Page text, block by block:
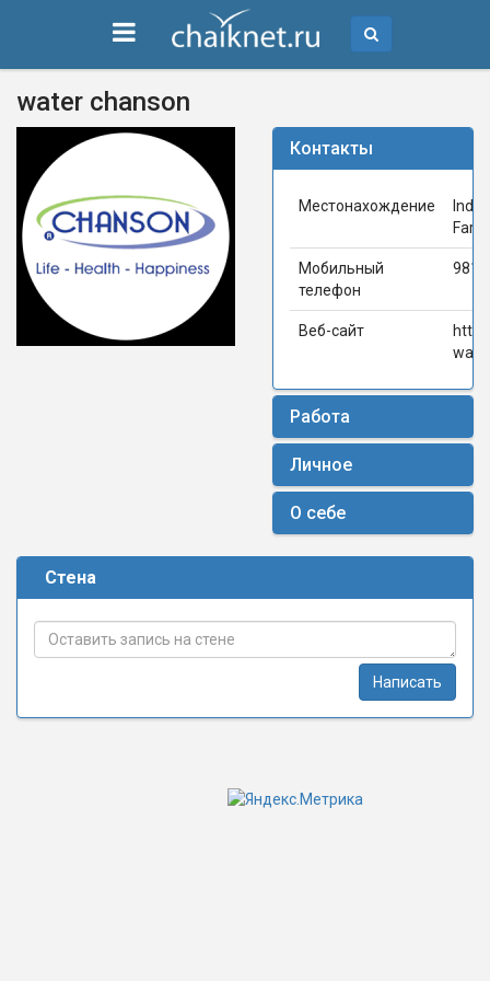
water chanson
Контакты
Местонахождение
India
Мобильный
телефон
Веб-сайт
Работа
Личное
О себе
Стена
Написать